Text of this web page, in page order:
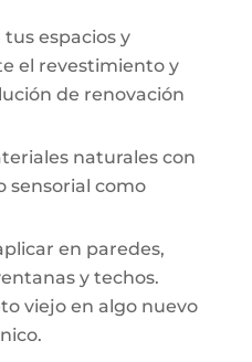
tus espacios y
el revestimiento y
de renovación
naturales con
sensorial como
en paredes,
y techos.
viejo en algo nuevo